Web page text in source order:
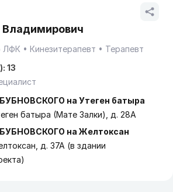
Владимирович
ЛФК Кинезитерапевт
Терапевт
13
на Утеген батыра
батыра (Мате Залки), д. 28А
на Желтоксан
д. 37А (в здании